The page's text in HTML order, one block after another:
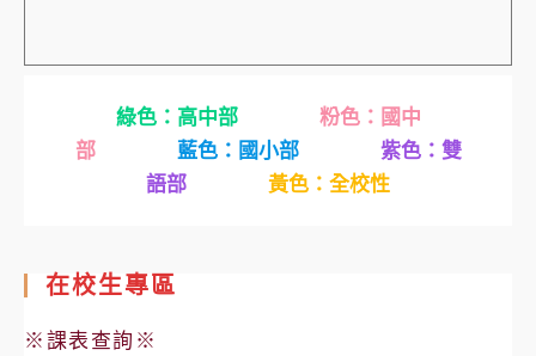
綠色：高中部
粉色：國中
部
藍色：國小部 紫色：雙
語部
黃色：全校性
在校生專區
※課表查詢※